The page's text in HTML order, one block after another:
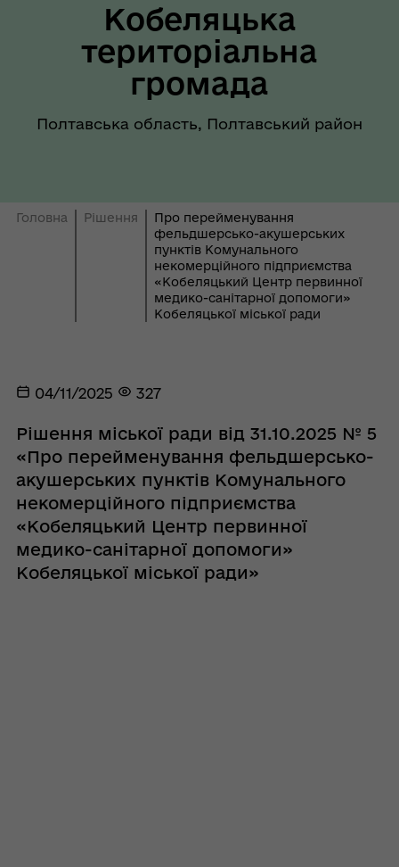
Кобеляцька
територіальна
громада
Полтавська область, Полтавський район
Головна Рішення
Про перейменування
фельдшерсько-акушерських
пунктів Комунального
некомерційного підприємства
«Кобеляцький Центр первинної
медико-санітарної допомоги»
Кобеляцької міської ради
04/11/2025 327
Рішення міської ради від 31.10.2025 № 5
«Про перейменування фельдшерсько-
акушерських пунктів Комунального
некомерційного підприємства
«Кобеляцький Центр первинної
медико-санітарної допомоги»
Кобеляцької міської ради»